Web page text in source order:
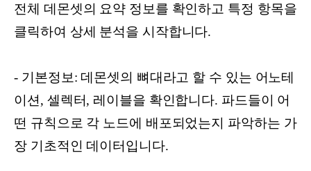
전체 데몬셋의 요약 정보를 확인하고 특정 항목을
클릭하여 상세 분석을 시작합니다.
- 기본정보: 데몬셋의 뼈대라고 할 수 있는 어노테
이션, 셀렉터, 레이블을 확인합니다. 파드들이 어
떤 규칙으로 각 노드에 배포되었는지 파악하는 가
장 기초적인 데이터입니다.